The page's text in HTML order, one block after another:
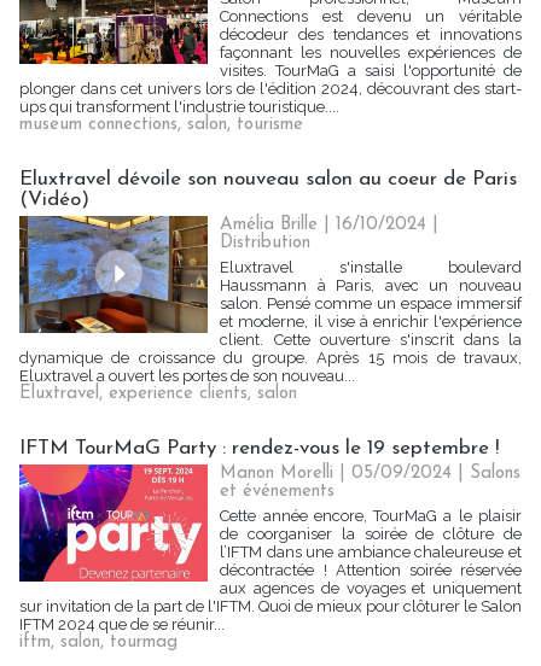
Connections est devenu un véritable
décodeur des tendances et innovations
façonnant les nouvelles expériences de
visites. TourMaG a saisi l'opportunité de
plonger dans cet univers lors de l'édition 2024, découvrant des start-
ups qui transforment l'industrie touristique....
museum connections, salon, tourisme
Eluxtravel dévoile son nouveau salon au coeur de Paris
(Vidéo)
Amélia Brille | 16/10/2024
Distribution
Eluxtravel s'installe boulevard
Haussmann à Paris, avec un nouveau
salon. Pensé comme un espace immersif
et moderne, il vise à enrichir l'expérience
client. Cette ouverture s'inscrit dans la
dynamique de croissance du groupe. Après 15 mois de travaux,
Eluxtravel a ouvert les portes de son nouveau...
Eluxtravel, experience clients, salon
IFTM TourMaG Party : rendez-vous le 19 septembre !
Manon Morelli | 05/09/2024
Salons
et événements
Cette année encore, TourMaG a le plaisir
de coorganiser la soirée de clôture de
l’IFTM dans une ambiance chaleureuse et
décontractée ! Attention soirée réservée
aux agences de voyages et uniquement
sur invitation de la part de l'IFTM. Quoi de mieux pour clôturer le Salon
IFTM 2024 que de se réunir...
iftm, salon, tourmag